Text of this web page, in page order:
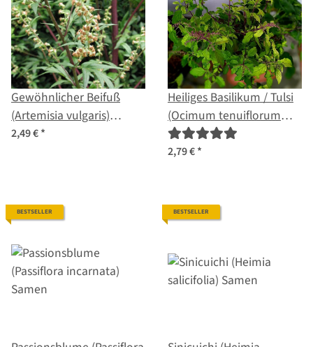
Gewöhnlicher Beifuß
(Artemisia vulgaris)
Samen
2,49 €*
Heiliges Basilikum / Tulsi
(Ocimum tenuiflorum
syn. sanctum )
2,79 €*
BESTSELLER BESTSELLER